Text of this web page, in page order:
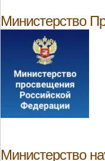
Министерство
Министерство